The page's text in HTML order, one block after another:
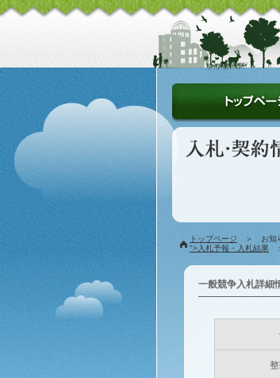
トップページ ＞ お知
">入札予報・入札結果
一般競争入札詳細